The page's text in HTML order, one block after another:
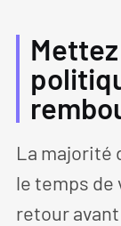
La majorité
le temps
retour